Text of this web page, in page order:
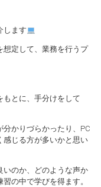
します
想定して、業務を行うプ
もとに、手分けをして
かりづらかったり、PC
感じる方が多いかと思い
いのか、どのような声か
の中で学びを得ます。